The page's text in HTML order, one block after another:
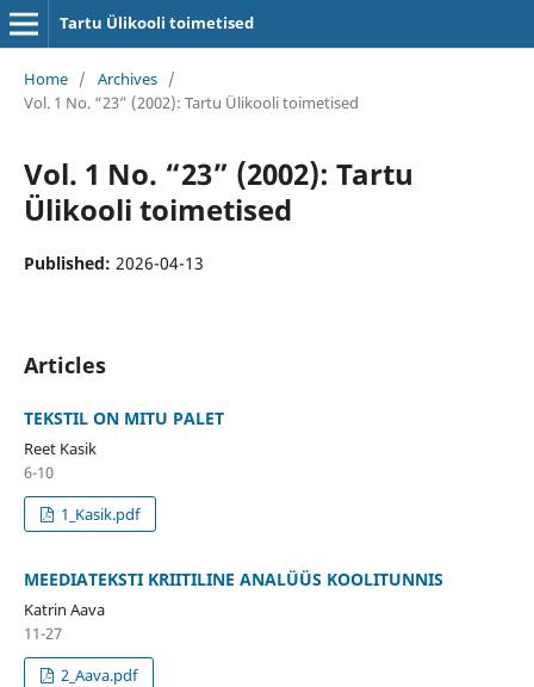
Tartu Ülikooli toimetised
Home / Archives /
Vol. 1 No. “23” (2002): Tartu Ülikooli toimetised
Vol. 1 No. “23” (2002): Tartu
Ülikooli toimetised
Published: 2026-04-13
Articles
TEKSTIL ON MITU PALET
Reet Kasik
6-10
1_Kasik.pdf
MEEDIATEKSTI KRIITILINE ANALÜÜS KOOLITUNNIS
Katrin Aava
11-27
2_Aava.pdf